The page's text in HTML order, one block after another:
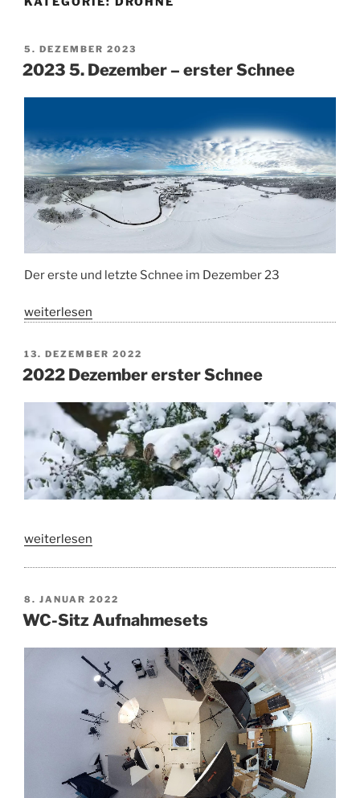
VERÖFFENTLICHT
AM
5. DEZEMBER 2023
2023 5. Dezember – erster Schnee
Der erste und letzte Schnee im Dezember 23
„2023
Dezember
–
Schnee“
weiterlesen
VERÖFFENTLICHT
AM
13. DEZEMBER 2022
2022 Dezember erster Schnee
„2022
Schnee“
weiterlesen
VERÖFFENTLICHT
AM
8. JANUAR 2022
WC-Sitz Aufnahmesets